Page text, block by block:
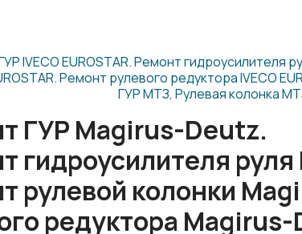
IVECO EUROSTAR. Ремонт гидроусилителя
Ремонт рулевого редуктора IVECO
ГУР МТЗ, Рулевая колонка
ГУР Magirus-Deutz.
гидроусилителя
рулевой колонки
редуктора